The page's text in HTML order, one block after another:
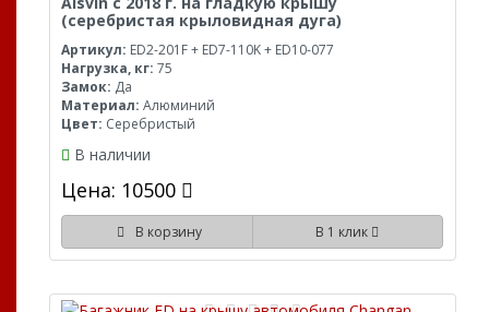
(серебристая крыловидная дуга)
Артикул: ED2-201F + ED7-110K + ED10-077
Нагрузка, кг: 75
Замок: Да
Материал: Алюминий
Цвет: Серебристый
В наличии
Цена: 10500
В корзину В 1 клик